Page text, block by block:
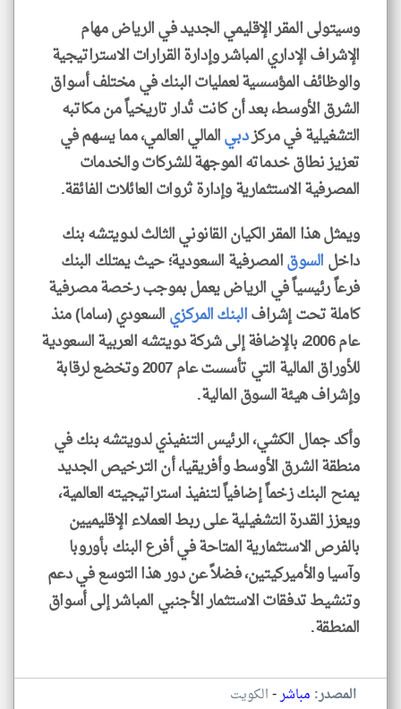
وسيتولى المقر الإقليمي الجديد في الرياض مهام
الإشراف الإداري المباشر وإدارة القرارات الاستراتيجية
والوظائف المؤسسية لعمليات البنك في مختلف أسواق
الشرق الأوسط، بعد أن كانت تُدار تاريخياً من مكاتبه
التشغيلية في مركزدبيالمالي العالمي، مما يسهم في
تعزيز نطاق خدماته الموجهة للشركات والخدمات
المصرفية الاستثمارية وإدارة ثروات العائلات الفائقة.
ويمثل هذا المقر الكيان القانوني الثالث لدويتشه بنك
داخلالسوقالمصرفية السعودية؛ حيث يمتلك البنك
فرعاً رئيسياً في الرياض يعمل بموجب رخصة مصرفية
كاملة تحت إشرافالبنك المركزيالسعودي (ساما) منذ
عام 2006، بالإضافة إلى شركة دويتشه العربية السعودية
للأوراق المالية التي تأسست عام 2007 وتخضع لرقابة
وإشراف هيئة السوق المالية.
وأكد جمال الكشي، الرئيس التنفيذي لدويتشه بنك في
منطقة الشرق الأوسط وأفريقيا، أن الترخيص الجديد
يمنح البنك زخماً إضافياً لتنفيذ استراتيجيته العالمية،
ويعزز القدرة التشغيلية على ربط العملاء الإقليميين
بالفرص الاستثمارية المتاحة في أفرع البنك بأوروبا
وآسيا والأميركيتين، فضلاً عن دور هذا التوسع في دعم
وتنشيط تدفقات الاستثمار الأجنبي المباشر إلى أسواق
المنطقة.
المصدر: مباشر-الكويت